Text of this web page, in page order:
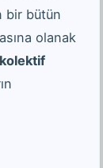
bir bütün
olanak
kolektif